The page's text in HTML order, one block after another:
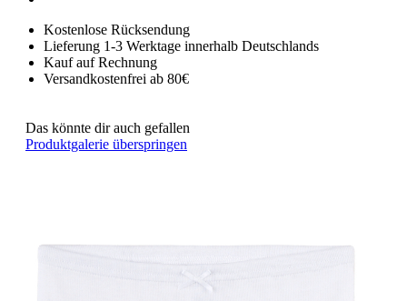
Kostenlose Rücksendung
Lieferung 1-3 Werktage innerhalb Deutschlands
Kauf auf Rechnung
Versandkostenfrei ab 80€
Das könnte dir auch gefallen
Produktgalerie überspringen